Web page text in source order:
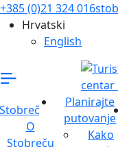
+385 (0)21 324 016
Hrvatski
English
O
Stobreču
Planirajte
putovanje
Kako